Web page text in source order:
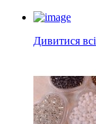
Дивитися всі